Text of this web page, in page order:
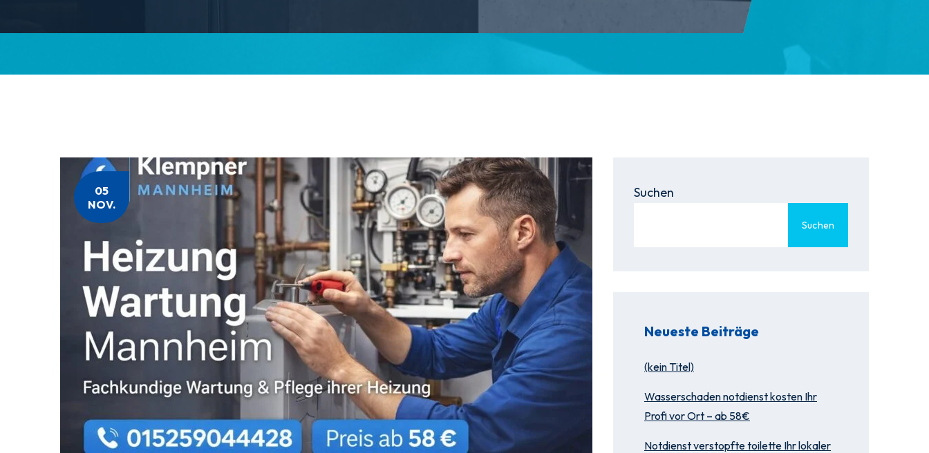
05
NOV.
Suchen
Suchen
Neueste Beiträge
(kein Titel)
Wasserschaden notdienst kosten Ihr
Profi vor Ort – ab 58€
Notdienst verstopfte toilette Ihr lokaler